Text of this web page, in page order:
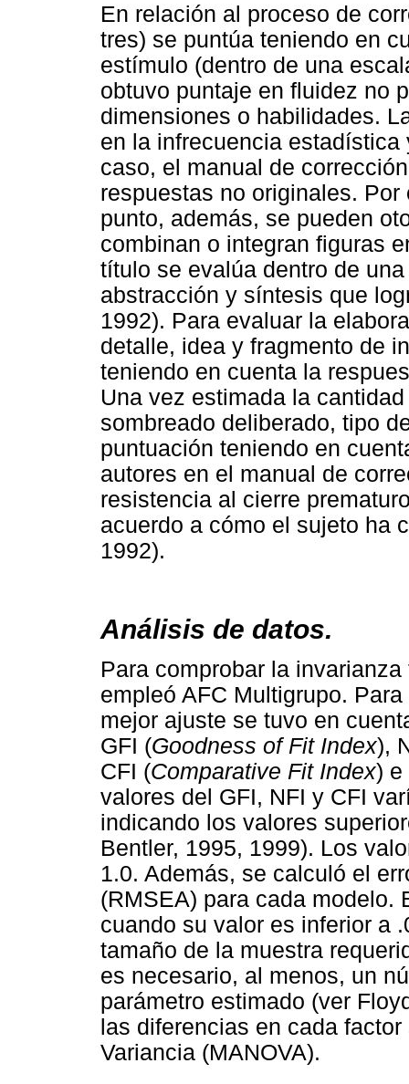
En relación al proceso de
tres) se puntúa teniendo en
estímulo (dentro de una
obtuvo puntaje en fluidez no
dimensiones o habilidades.
en la infrecuencia
caso, el manual de
respuestas no originales.
punto, además, se pueden
combinan o integran figuras
título se evalúa dentro de
abstracción y síntesis que
1992). Para evaluar la
detalle, idea y fragmento de
teniendo en cuenta la
Una vez estimada la
sombreado deliberado, tipo
puntuación teniendo en
autores en el manual de
resistencia al cierre
acuerdo a cómo el sujeto ha
1992).
Análisis de datos.
Para comprobar la
empleó AFC Multigrupo.
mejor ajuste se tuvo en
GFI (Goodness of Fit Index),
CFI (Comparative Fit Index) e
valores del GFI, NFI y CFI
indicando los valores
Bentler, 1995, 1999). Los
1.0. Además, se calculó el
(RMSEA) para cada modelo.
cuando su valor es inferior a
tamaño de la muestra
es necesario, al menos, un
parámetro estimado (ver
las diferencias en cada
Variancia (MANOVA).